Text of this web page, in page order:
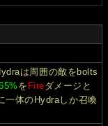
は周囲の敵をbolts
を Fireダメージと
一体のHydraしか召喚